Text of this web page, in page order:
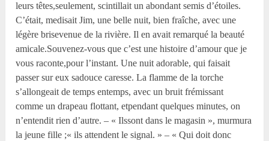
leurs têtes,seulement, scintillait un abondant semis d’étoiles.
C’était, medisait Jim, une belle nuit, bien fraîche, avec une
légère brisevenue de la rivière. Il en avait remarqué la beauté
amicale.Souvenez-vous que c’est une histoire d’amour que je
vous raconte,pour l’instant. Une nuit adorable, qui faisait
passer sur eux sadouce caresse. La flamme de la torche
s’allongeait de temps entemps, avec un bruit frémissant
comme un drapeau flottant, etpendant quelques minutes, on
n’entendit rien d’autre. – « Ilssont dans le magasin », murmura
la jeune fille ;« ils attendent le signal. » – « Qui doit donc